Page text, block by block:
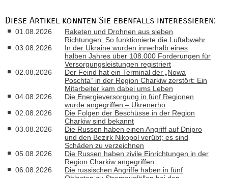
Diese Artikel könnten Sie ebenfalls interessieren:
01.08.2026
Raketen und Drohnen aus sieben
Richtungen: So funktionierte die Luftabwehr
03.08.2026
In der Ukraine wurden innerhalb eines
halben Jahres über 108.000 Forderungen für
Versorgungsleistungen registriert
02.08.2026
Der Feind hat ein Terminal der „Nowa
Poschta“ in der Region Charkiw zerstört: Ein
Mitarbeiter kam dabei ums Leben
04.08.2026
Die Energieversorgung in fünf Regionen
wurde angegriffen – Ukrenerho
02.08.2026
Die Folgen der Beschüsse in der Region
Charkiw sind bekannt
03.08.2026
Die Russen haben einen Angriff auf Dnipro
und den Bezirk Nikopol verübt; es sind
Schäden zu verzeichnen
05.08.2026
Die Russen haben zivile Einrichtungen in der
Region Charkiw angegriffen
06.08.2026
Die russischen Angriffe haben in fünf